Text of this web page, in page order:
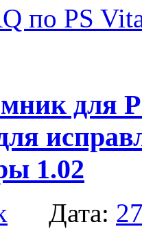
по PS
для
1.02
Дата: